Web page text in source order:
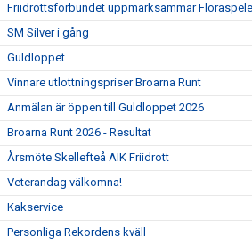
Friidrottsförbundet uppmärksammar
SM Silver i gång
Guldloppet
Vinnare utlottningspriser Broarna Runt
Anmälan är öppen till Guldloppet 2026
Broarna Runt 2026 - Resultat
Årsmöte Skellefteå AIK Friidrott
Veterandag välkomna!
Kakservice
Personliga Rekordens kväll